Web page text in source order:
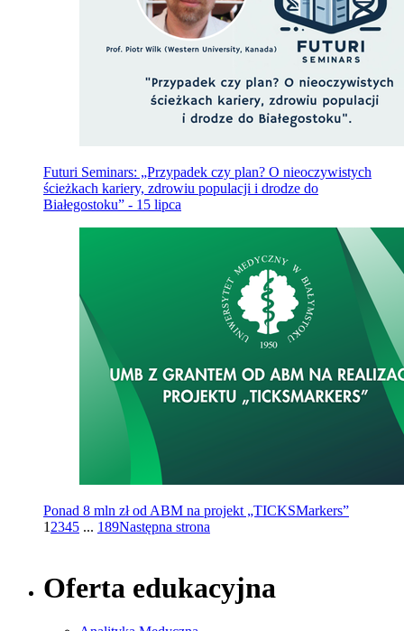
Futuri Seminars: „Przypadek czy plan? O nieoczywistych
ścieżkach kariery, zdrowiu populacji i drodze do
Białegostoku” - 15 lipca
Ponad 8 mln zł od ABM na projekt „TICKSMarkers”
1 2345 ... 189Następna strona
Oferta edukacyjna